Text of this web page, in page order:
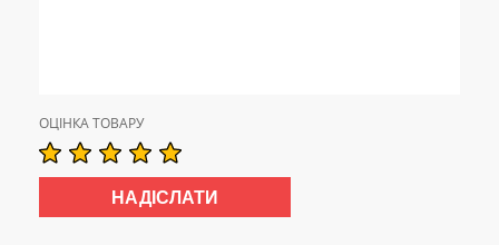
ОЦІНКА ТОВАРУ